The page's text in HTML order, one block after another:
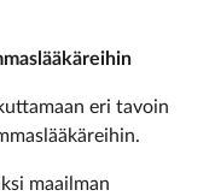
eri tavoin
maailman